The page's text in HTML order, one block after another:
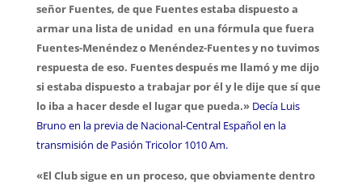
señor Fuentes, de que Fuentes estaba dispuesto a
armar una lista de unidad en una fórmula que fuera
Fuentes-Menéndez o Menéndez-Fuentes y no tuvimos
respuesta de eso. Fuentes después me llamó y me dijo
si estaba dispuesto a trabajar por él y le dije que sí que
lo iba a hacer desde el lugar que pueda.» Decía Luis
Bruno en la previa de Nacional-Central Español en la
transmisión de Pasión Tricolor 1010 Am.
«El Club sigue en un proceso, que obviamente dentro